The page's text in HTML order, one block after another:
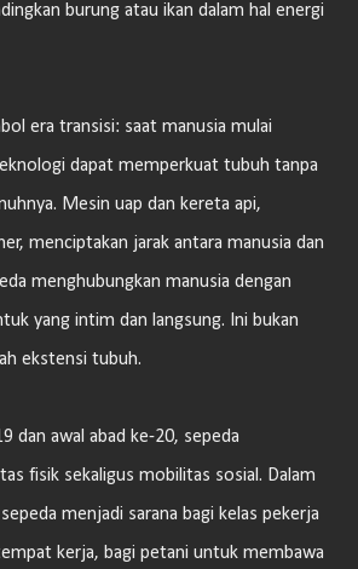
burung atau ikan dalam hal energi
era transisi: saat manusia mulai
dapat memperkuat tubuh tanpa
Mesin uap dan kereta api,
menciptakan jarak antara manusia dan
menghubungkan manusia dengan
yang intim dan langsung. Ini bukan
ekstensi tubuh.
dan awal abad ke-20, sepeda
fisik sekaligus mobilitas sosial. Dalam
menjadi sarana bagi kelas pekerja
kerja, bagi petani untuk membawa